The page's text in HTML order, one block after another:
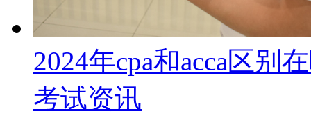
2024年cpa和acca区别
考试资讯